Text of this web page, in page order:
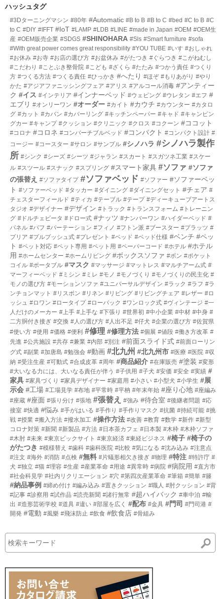
リ
数
ハッシュタグ
#3Dターニングマシン #80年 #Automatic #B to B #B to C #bed #C to B #C
to C #DIY #IFFT #IoT #LAMP #LDB #LINE #made in Japan #OEM #OEM生
産 #OEM販売企業 #SDGS #SHINOHARA #Sls #Smart furniture #sofa
#With great power comes great responsibility #YOU TUBE #いす #おしゃれ
#お休み #お寺 #お店の選び方 #お盆休み #がたつき #ぐらつき #こがねむし
#こだわり #ことぶき整骨院 #こども #ざくら #たたみ #つかう責任 #つくり
方 #つくる方法 #つくる責任 #ひっかき #へたり #ほぞ #もりあがり #やり
かた #アジアファニッシングフェア #アリス #アルコール消毒 #アンティー
ク #イス #インテリア #インナーベッド #ウェピング #ウレタン #エフ #
エブリ #オンリーワン #オーダー #カイト #カウチ #カウンター #カタロ
グ #カット #カバン #カバーリング #キッチンペーパー #キャド #キャンピン
グカー #キャンプ #クッション #クリニック #クロス #コクーン #ココット
#コロナ #コロネ #コンバーチブルベッド #コンパクト #コンパクト設計 #
コージー #コースター #サロン #サンプル #シノハラ #シノハラ製作
所 #シンク #シーズ #シーツ #ジャラン #スカート #スガツネ工業 #スケー
ル #スツール #スナック #スプリング #スマート家具 #ソファ #ソファ
の張替え #ソファタイプ #ソファベッド #ソファー #ソファーベッ
ト #ソファーベッド #タッカー #ダイニング #ダイニングセット #チェア #
チェスターフィールド #ティカ #テーブル #テープ #ディーキューブアートス
タジオ #デザイナー #デザイン #トラック #トランスフォーム #トレーニン
グ #ドルチェビータ #ドロー式 #ナッツ #ナンバーワン #ハイダーベッド #
パネル #パフ #パーテーション #フィノ #フトン派 #ブースター #プラッツ #
プリア #プルプッシュ式 #プレゼント #ベッド #ベッド仕様 #ベンチ #ペッ
ト #ペット対応 #ペット専用 #ペット用 #ペーパーコード #ホテル #ホテル
用 #ホームセンター #ホームリビング #ボックスソファ #ボン #ポケット
コイル #ポータブル #マスク #マッサージ #マットレス #マルチアーム式 #
マーフィーベッド #ミシン #ミレ #モノ #モノづくり #モノづくりの民主化 #
モノの選び方 #モーションソファ #ユニバーサルデザイン #ラック #ラフ #ラ
ンチョンマット #リスボン #リネン #リビング #リビングチェア #レザー #ロ
ッシュ #ロワン #ロータイプ #ローバック #ワンロック式 #ヴィンテージ #一
人だけのメーカー #上手 #上手な #下張り #世界初 #中小企業 #中材 #中身 #
二方胴付き接ぎ #交換 #人の選び方 #人出不足 #仔犬 #企業の選び方 #佐賀県
#使い方 #使用 #価格 #便利 #修理 #修理方法 #個展 #値段 #働き方改革 #
先進 #公共施設 #共存 #兼業 #内部 #別注 #前面スライド式 #前面ローリン
グ式 #副業 #加唐島 #勉強会 #動画 #北九州 #北九州市 #医療 #医院 #収
納 #受注生産 #可動式 #合成皮革 #周年 #商品紹介 #在庫販売 #塗装 #変形
#大いなる力には、大いなる責任が伴う #子供用 #子犬 #安価 #安全 #実績 #
家具 #家具づくり #家具デザイナー #家庭用 #小さい #小型犬 #小学生 #展
示会 #工場 #工場見学 #布地 #平常時 #平枘 #年末年始 #座り心地 #座編み
#座蔵 #座面 #張り分け #張地 #張替え #強み #待合室 #後継者問題 #応
接室 #快適 #悩み #手がはいる #手作り #手作りマスク #抗菌 #持続可能 #挑
戦 #授業 #搬入方法 #撥水加工 #操作方法 #改善 #教育 #数学 #新作 #新型
コロナ対策 #新聞 #新製品 #方法 #日本茶カフェ #日本製 #木枠 #木枠ソファ
#木肘 #未来 #東京ビックサイト #東京経済 #東経ビジネス #椅子 #椅子の
がたつき #模様替え #歯科 #歯科医院 #比較 #気になる #沈み込み #注意点
#注文 #海外 #消防 #点検 #無料 #片蟻形相欠き接ぎ #物理 #特注 #特許庁 #
犬 #独立 #猫 #理容 #生産 #産業革命 #用途 #異常時 #病院 #病院用 #直方市
#社会科見学 #社内リクリエーション #穴 #第四次産業革命 #筆箱 #簡単 #籐
#納品事例 #締め付け #編み込み #置きクッション #職人 #肘クッション #背
#記事 #診察用 #試作品 #読売新聞 #諸行無常 #超ハイバック #車中泊 #輸
出 #造形芸術学校 #道具 #違い #部屋を広く #配布 #金具 #門司 #門司港 #
開発 #電動 #風樂 #飛沫防止 #飲食 #飲食店 #骨組み